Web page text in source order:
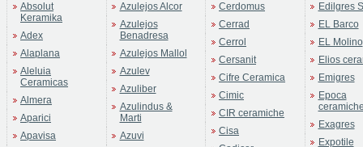
Absolut
Keramika
Adex
Alaplana
Aleluia
Ceramicas
Almera
Aparici
Apavisa
Azulejos Alcor
Azulejos
Benadresa
Azulejos Mallol
Azulev
Azuliber
Azulindus &
Marti
Azuvi
Cerdomus
Cerrad
Cerrol
Cersanit
Cifre Ceramica
Cimic
CIR ceramiche
Cisa
Edilgres
EL Barco
EL Molino
Elios
Emigres
Epoca
Exagres
Expotile